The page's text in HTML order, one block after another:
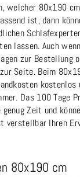
welcher 80x190
ist, dann
lassen. Auch
zur Bestellung
Seite. Beim
kostenlos
Das 100 Tage
Zeit und
verstellbar Ihren
80x190 cm